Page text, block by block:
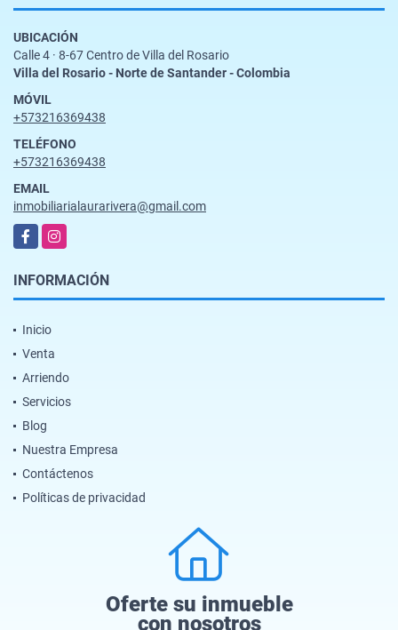
UBICACIÓN
Calle 4 · 8-67 Centro de Villa del Rosario
Villa del Rosario - Norte de Santander - Colombia
MÓVIL
+573216369438
TELÉFONO
+573216369438
EMAIL
inmobiliarialaurarivera@gmail.com
FacebookInstagram
INFORMACIÓN
Inicio
Venta
Arriendo
Servicios
Blog
Nuestra Empresa
Contáctenos
Políticas de privacidad
Oferte su inmueble
con nosotros